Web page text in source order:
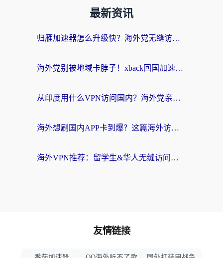
最新资讯
归雁加速器怎么升级快？海外党无缝访问国内资源的全攻略（附免费VPN推荐Dcard热门款）
海外党别被地域卡脖子！xback回国加速器选择全攻略，轻松刷剧玩国服
从印度用什么VPN访问国内？海外党亲测的无缝回国上网指南
海外想刷国内APP卡到爆？这篇海外访问国内服务器加速指南帮你解决所有问题
海外VPN推荐：留学生&华人无缝访问国内资源的避坑指南
友情链接